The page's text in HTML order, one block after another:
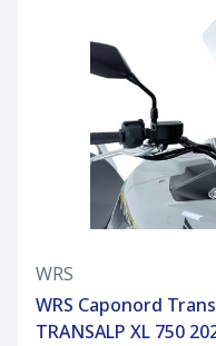
WRS
WRS Caponord
TRANSALP XL 750